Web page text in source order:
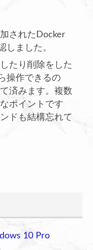
されたDocker
しました。
たり削除をした
操作できるの
済みます。複数
ポイントです
ドも結構忘れて
10 Pro